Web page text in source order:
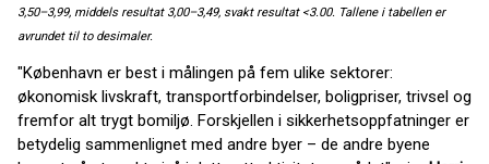
3,50–3,99, middels resultat 3,00–3,49, svakt resultat <3.00. Tallene i tabellen er
avrundet til to desimaler.
"København er best i målingen på fem ulike sektorer:
økonomisk livskraft, transportforbindelser, boligpriser, trivsel og
fremfor alt trygt bomiljø. Forskjellen i sikkerhetsoppfatninger er
betydelig sammenlignet med andre byer – de andre byene